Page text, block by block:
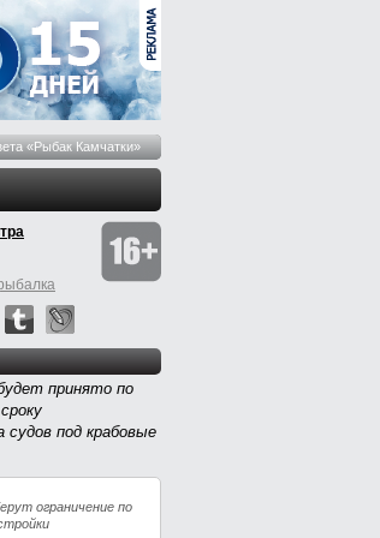
«Рыбак Камчатки»
принято по
под крабовые
ограничение по